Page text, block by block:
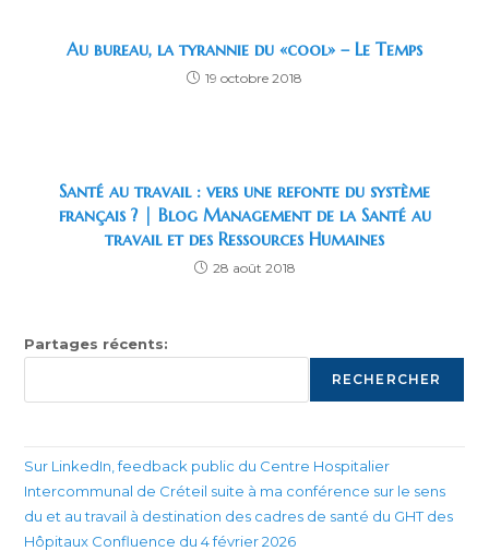
Au bureau, la tyrannie du «cool» – Le Temps
19 octobre 2018
Santé au travail : vers une refonte du système
français ? | Blog Management de la Santé au
travail et des Ressources Humaines
28 août 2018
Partages récents:
RECHERCHER
Sur LinkedIn, feedback public du Centre Hospitalier
Intercommunal de Créteil suite à ma conférence sur le sens
du et au travail à destination des cadres de santé du GHT des
Hôpitaux Confluence du 4 février 2026